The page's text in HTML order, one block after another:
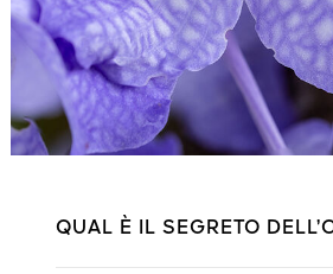
QUAL È IL SEGRETO